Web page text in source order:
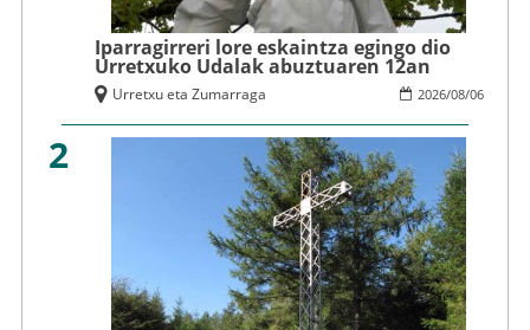
Iparragirreri lore eskaintza egingo dio
Urretxuko Udalak abuztuaren 12an
2026/08/06
Urretxu eta Zumarraga
2